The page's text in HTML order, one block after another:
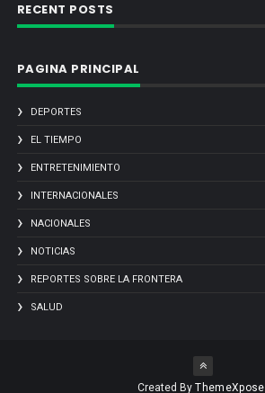
RECENT POSTS
PAGINA PRINCIPAL
DEPORTES
EL TIEMPO
ENTRETENIMIENTO
INTERNACIONALES
NACIONALES
NOTICIAS
REPORTES SOBRE LA FRONTERA
SALUD
Created ByThemeXpose